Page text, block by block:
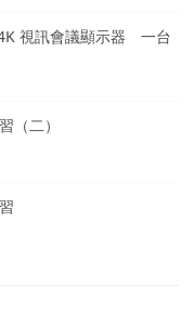
視訊會議顯示器 一台
（二）